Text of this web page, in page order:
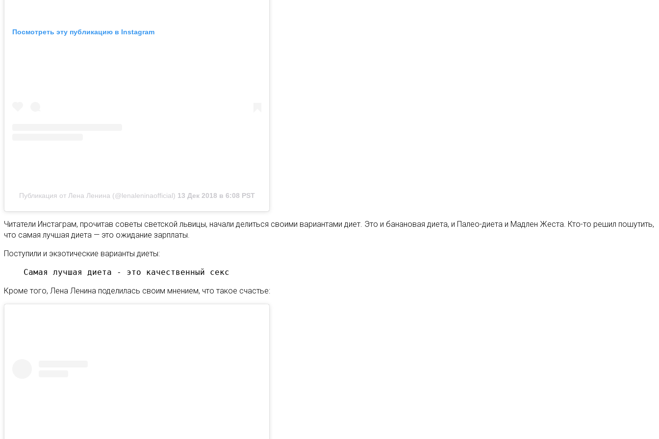
Посмотреть эту публикацию в Instagram
Публикация от Лена Ленина (@lenaleninaofficial) 13 Дек 2018 в 6:08 PST
Читатели Инстаграм, прочитав советы светской львицы, начали делиться своими вариантами диет. Это и банановая диета, и Палео-диета и Мадлен Жеста. Кто-то решил пошутить,
что самая лучшая диета — это ожидание зарплаты.
Поступили и экзотические варианты диеты:
Самая лучшая диета - это качественный секс
Кроме того, Лена Ленина поделилась своим мнением, что такое счастье: